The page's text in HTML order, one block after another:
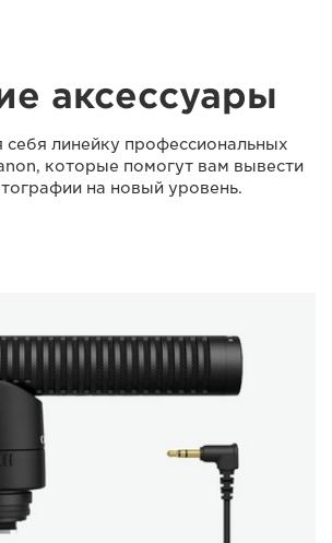
аксессуары
себя линейку профессиональных
которые помогут вам вывести
на новый уровень.